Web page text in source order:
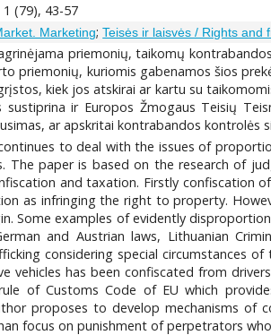
1 (79), 43-57
Marketing;Teisės ir laisvės / Rights and
priemonių, taikomų
priemonių, kuriomis gabenamos šios
kiek jos atskirai ar kartu su
sustiprina ir Europos Žmogaus Teisių
ar apskritai kontrabandos kontrolės
to deal with the issues of
paper is based on the research of
and taxation. Firstly confiscation
as infringing the right to property.
Some examples of evidently
and Austrian laws, Lithuanian
considering special circumstances
vehicles has been confiscated from
of Customs Code of EU which
proposes to develop mechanisms of
focus on punishment of perpetrators